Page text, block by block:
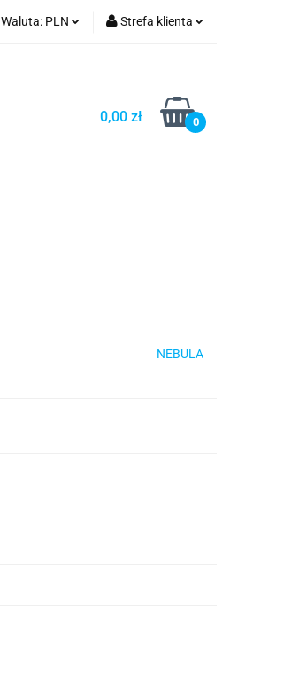
Waluta: PLN Strefa klienta
Zarejestruj się
Dodaj zgłoszenie
0,00 zł 0
NEBULA